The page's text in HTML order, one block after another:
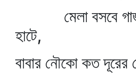
মেলা বসবে
হাটে,
বাবার নৌকো কত দূরের